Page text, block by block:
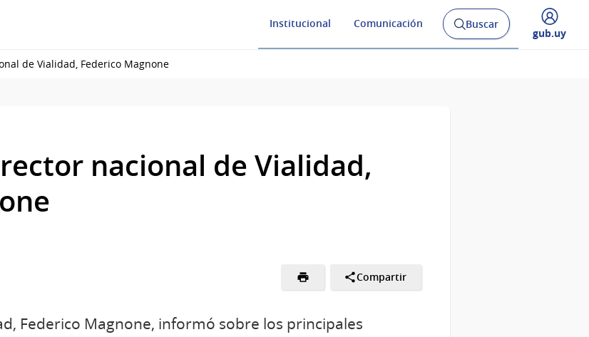
Institucional Comunicación
Abrir
buscador
Buscar
Desplegar
gub.uy
de Vialidad, Federico Magnone
nacional de Vialidad,
Compartir
Federico Magnone, informó sobre los principales